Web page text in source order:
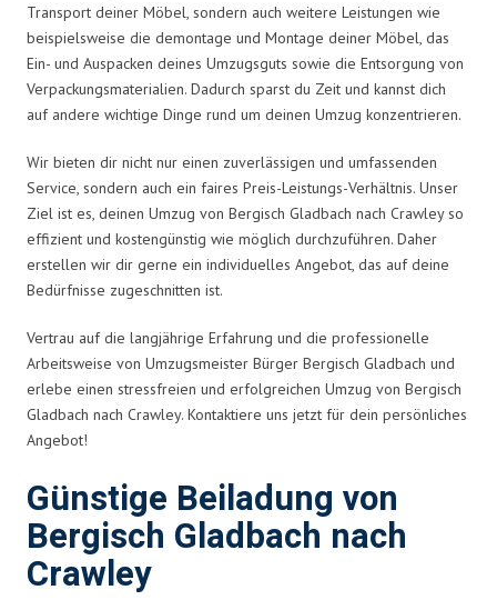
Transport deiner Möbel, sondern auch weitere Leistungen wie
beispielsweise die demontage und Montage deiner Möbel, das
Ein- und Auspacken deines Umzugsguts sowie die Entsorgung von
Verpackungsmaterialien. Dadurch sparst du Zeit und kannst dich
auf andere wichtige Dinge rund um deinen Umzug konzentrieren.
Wir bieten dir nicht nur einen zuverlässigen und umfassenden
Service, sondern auch ein faires Preis-Leistungs-Verhältnis. Unser
Ziel ist es, deinen Umzug von Bergisch Gladbach nach Crawley so
effizient und kostengünstig wie möglich durchzuführen. Daher
erstellen wir dir gerne ein individuelles Angebot, das auf deine
Bedürfnisse zugeschnitten ist.
Vertrau auf die langjährige Erfahrung und die professionelle
Arbeitsweise von Umzugsmeister Bürger Bergisch Gladbach und
erlebe einen stressfreien und erfolgreichen Umzug von Bergisch
Gladbach nach Crawley. Kontaktiere uns jetzt für dein persönliches
Angebot!
Günstige Beiladung von
Bergisch Gladbach nach
Crawley